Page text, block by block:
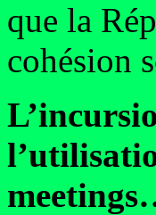
que la
cohésion